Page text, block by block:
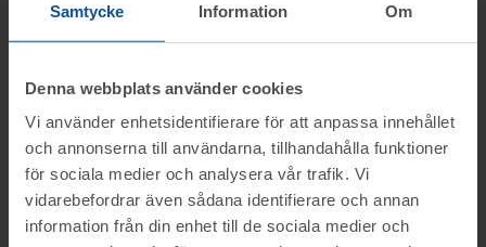
Samtycke Information Om
Denna webbplats använder cookies
Vi använder enhetsidentifierare för att anpassa innehållet
och annonserna till användarna, tillhandahålla funktioner
för sociala medier och analysera vår trafik. Vi
vidarebefordrar även sådana identifierare och annan
information från din enhet till de sociala medier och
2025-02-24
AVSLUTAD
Slagavgift:120 krexkl.
pall 8 lådor
Mölnlycke
Slutpris:
200 kr Torbjornbecker
Se mer info